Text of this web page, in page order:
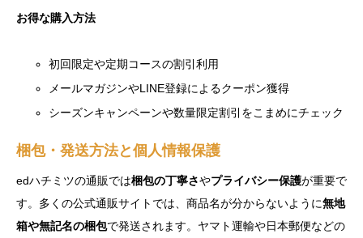
お得な購入方法
初回限定や定期コースの割引利用
メールマガジンやLINE登録によるクーポン獲得
シーズンキャンペーンや数量限定割引をこまめにチェック
梱包・発送方法と個人情報保護
edハチミツの通販では梱包の丁寧さやプライバシー保護が重要で
す。多くの公式通販サイトでは、商品名が分からないように無地
箱や無記名の梱包で発送されます。ヤマト運輸や日本郵便などの